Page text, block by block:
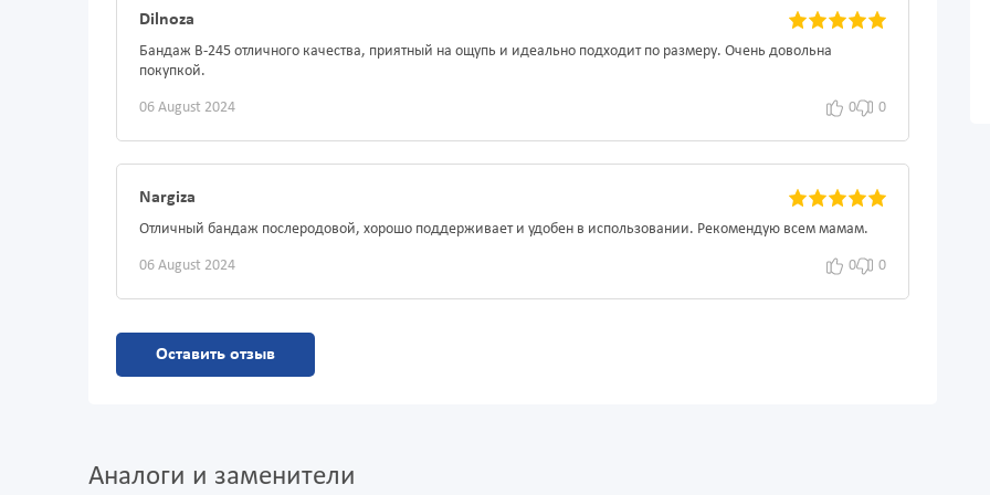
Dilnoza
Бандаж B-245 отличного качества, приятный на ощупь и идеально подходит по размеру. Очень довольна
покупкой.
06 August 2024 0 0
Nargiza
Отличный бандаж послеродовой, хорошо поддерживает и удобен в использовании. Рекомендую всем мамам.
06 August 2024 0 0
Оставить отзыв
Аналоги и заменители